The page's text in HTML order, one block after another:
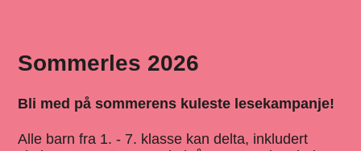
Sommerles 2026
Bli med på sommerens kuleste lesekampanje!
Alle barn fra 1. - 7. klasse kan delta, inkludert